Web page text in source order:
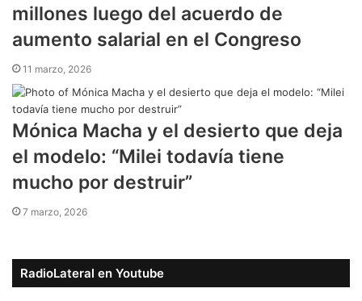
millones luego del acuerdo de
aumento salarial en el Congreso
11 marzo, 2026
Mónica Macha y el desierto que deja
el modelo: “Milei todavía tiene
mucho por destruir”
7 marzo, 2026
RadioLateral en Youtube